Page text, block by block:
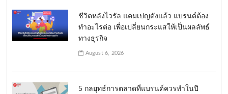
ชีวิตหลังไวรัล แคมเปญดังแล้ว แบรนด์ต้อง
ทำอะไรต่อ เพื่อเปลี่ยนกระแสให้เป็นผลลัพธ์
ทางธุรกิจ
August 6, 2026
5 กลยุทธ์การตลาดที่แบรนด์ควรทำในปี